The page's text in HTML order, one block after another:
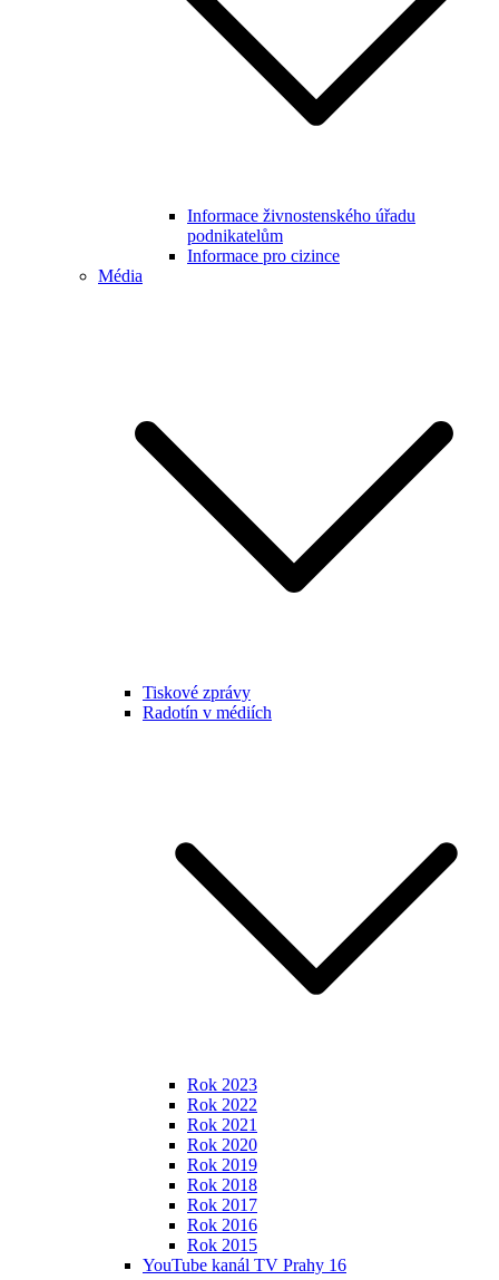
Informace živnostenského úřadu
podnikatelům
Informace pro cizince
Média
Tiskové zprávy
Radotín v médiích
Rok 2023
Rok 2022
Rok 2021
Rok 2020
Rok 2019
Rok 2018
Rok 2017
Rok 2016
Rok 2015
YouTube kanál TV Prahy 16